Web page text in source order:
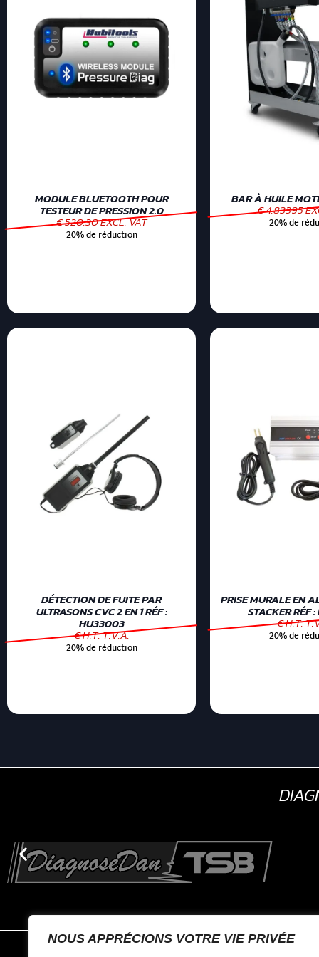
NOUS APPRÉCIONS VOTRE VIE PRIVÉE
MODULE BLUETOOTH POUR
TESTEUR DE PRESSION 2.0
€ 520.30 EXCL. VAT
20% de réduction
BAR À HUILE
€ 4.83395
20% de
DÉTECTION DE FUITE PAR
ULTRASONS CVC 2 EN 1 RÉF :
HU33003
€ H.T. T.V.A.
20% de réduction
PRISE MURALE EN
STACKER RÉF
€ H.T.
20% de